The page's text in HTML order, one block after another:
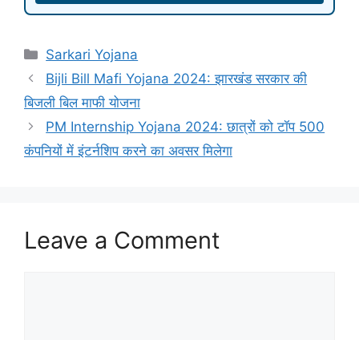
Sarkari Yojana
Bijli Bill Mafi Yojana 2024: झारखंड सरकार की
बिजली बिल माफी योजना
PM Internship Yojana 2024: छात्रों को टॉप 500
कंपनियों में इंटर्नशिप करने का अवसर मिलेगा
Leave a Comment